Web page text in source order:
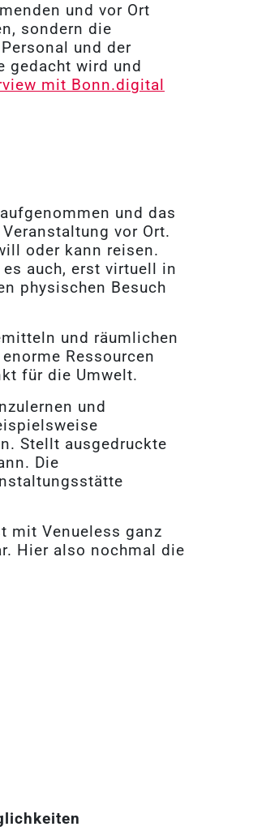
und vor Ort
sondern die
und der
gedacht wird und
mit Bonn.digital
und das
vor Ort.
oder kann reisen.
auch, erst virtuell in
physischen Besuch
und räumlichen
Ressourcen
für die Umwelt.
und
Stellt ausgedruckte
Die
mit Venueless ganz
Hier also nochmal die